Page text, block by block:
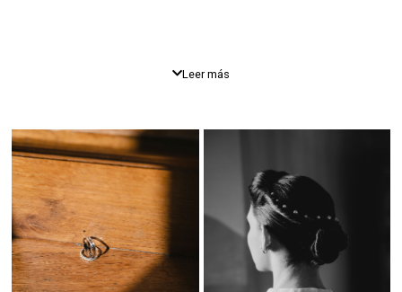
Contacto
Comofotógrafo debodas
emoción en escenarios únicos es siempre un placer. La boda de
Irene y Rubén
en el Castillo de Arteagafue una celebración
mágica, llena de elegancia y momentos inolvidables.
Una Boda de Ensueño en el Castillo de Arteaga
ElCastillo de Arteagase convirtió en el escenario perfecto para
este día tan especial. Su arquitectura imponente y su entorno
Leer más